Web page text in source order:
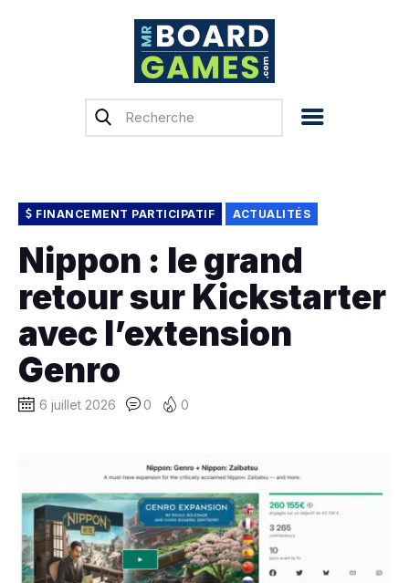
Accueil
Previews
Tops, Conseils &
Guides d’achat
Financement
participatif
Français
FINANCEMENT PARTICIPATIF ACTUALITÉS
Nippon : le grand
retour sur Kickstarter
avec l’extension
Genro
6 juillet 2026 0 0